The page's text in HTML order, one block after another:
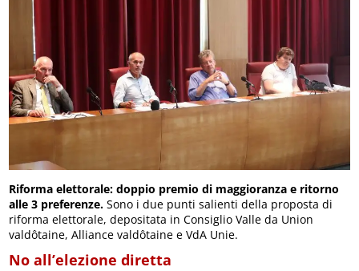
Riforma elettorale: doppio premio di maggioranza e ritorno
alle 3 preferenze. Sono i due punti salienti della proposta di
riforma elettorale, depositata in Consiglio Valle da Union
valdôtaine, Alliance valdôtaine e VdA Unie.
No all’elezione diretta